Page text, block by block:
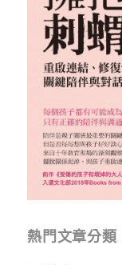
熱門文章分類